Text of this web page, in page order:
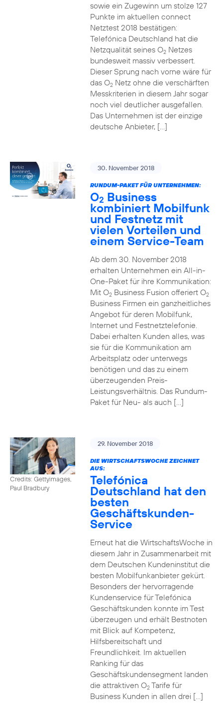
sowie ein Zugewinn um stolze 127
Punkte im aktuellen connect
Netztest 2018 bestätigen:
Telefónica Deutschland hat die
Netzqualität seines O2Netzes
bundesweit massiv verbessert.
Dieser Sprung nach vorne wäre für
das O2Netz ohne die verschärften
Messkriterien in diesem Jahr sogar
noch viel deutlicher ausgefallen.
Das Unternehmen ist der einzige
deutsche Anbieter, […]
30. November 2018
RUNDUM-PAKET FÜR UNTERNEHMEN:
O2 Business
kombiniert Mobilfunk
und Festnetz mit
vielen Vorteilen und
einem Service-Team
Ab dem 30. November 2018
erhalten Unternehmen ein All-in-
One-Paket für ihre Kommunikation:
Mit O2Business Fusion offeriert O2
Business Firmen ein ganzheitliches
Angebot für deren Mobilfunk,
Internet und Festnetztelefonie.
Dabei erhalten Kunden alles, was
sie für die Kommunikation am
Arbeitsplatz oder unterwegs
benötigen und das zu einem
überzeugenden Preis-
Leistungsverhältnis. Das Rundum-
Paket für Neu- als auch […]
Credits: Gettyimages,
Paul Bradbury
29. November 2018
DIE WIRTSCHAFTSWOCHE ZEICHNET
AUS:
Telefónica
Deutschland hat den
besten
Geschäftskunden-
Service
Erneut hat die WirtschaftsWoche in
diesem Jahr in Zusammenarbeit mit
dem Deutschen Kundeninstitut die
besten Mobilfunkanbieter gekürt.
Besonders der hervorragende
Kundenservice für Telefónica
Geschäftskunden konnte im Test
überzeugen und erhält Bestnoten
mit Blick auf Kompetenz,
Hilfsbereitschaft und
Freundlichkeit. Im aktuellen
Ranking für das
Geschäftskundensegment landen
die attraktiven O2Tarife für
Business Kunden in allen drei […]